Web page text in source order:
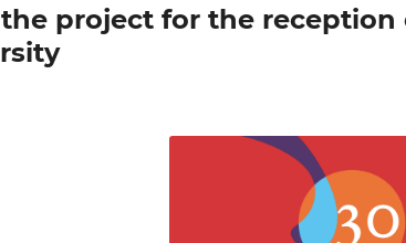
project for the reception